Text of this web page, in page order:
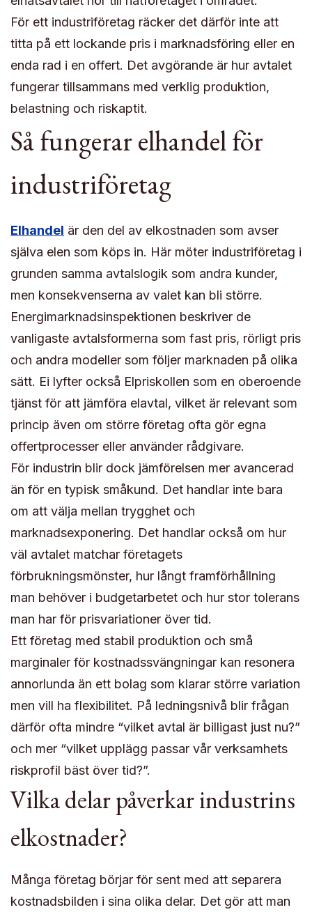
För ett industriföretag räcker det därför inte att
titta på ett lockande pris i marknadsföring eller en
enda rad i en offert. Det avgörande är hur avtalet
fungerar tillsammans med verklig produktion,
belastning och riskaptit.
Så fungerar elhandel för
industriföretag
Elhandel är den del av elkostnaden som avser
själva elen som köps in. Här möter industriföretag i
grunden samma avtalslogik som andra kunder,
men konsekvenserna av valet kan bli större.
Energimarknadsinspektionen beskriver de
vanligaste avtalsformerna som fast pris, rörligt pris
och andra modeller som följer marknaden på olika
sätt. Ei lyfter också Elpriskollen som en oberoende
tjänst för att jämföra elavtal, vilket är relevant som
princip även om större företag ofta gör egna
offertprocesser eller använder rådgivare.
För industrin blir dock jämförelsen mer avancerad
än för en typisk småkund. Det handlar inte bara
om att välja mellan trygghet och
marknadsexponering. Det handlar också om hur
väl avtalet matchar företagets
förbrukningsmönster, hur långt framförhållning
man behöver i budgetarbetet och hur stor tolerans
man har för prisvariationer över tid.
Ett företag med stabil produktion och små
marginaler för kostnadssvängningar kan resonera
annorlunda än ett bolag som klarar större variation
men vill ha flexibilitet. På ledningsnivå blir frågan
därför ofta mindre “vilket avtal är billigast just nu?”
och mer “vilket upplägg passar vår verksamhets
riskprofil bäst över tid?”.
Vilka delar påverkar industrins
elkostnader?
Många företag börjar för sent med att separera
kostnadsbilden i sina olika delar. Det gör att man